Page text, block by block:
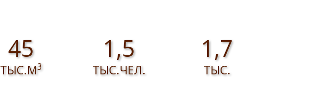
45
ТЫС.М3
1,5
ТЫС.ЧЕЛ.
1,7
ТЫС.